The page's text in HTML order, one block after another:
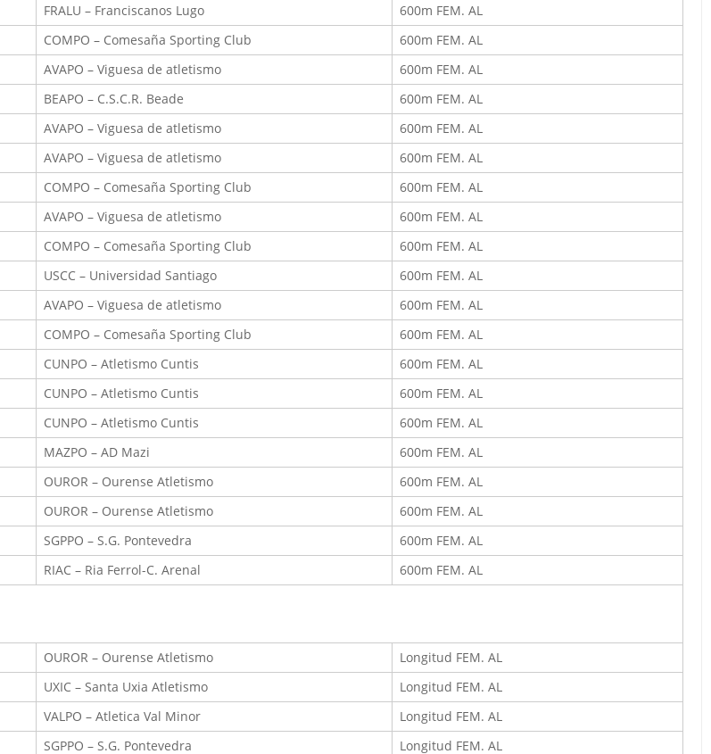
FRALU – Franciscanos Lugo
600m FEM. AL
COMPO – Comesaña Sporting Club
600m FEM. AL
AVAPO – Viguesa de atletismo
600m FEM. AL
BEAPO – C.S.C.R. Beade
600m FEM. AL
AVAPO – Viguesa de atletismo
600m FEM. AL
AVAPO – Viguesa de atletismo
600m FEM. AL
COMPO – Comesaña Sporting Club
600m FEM. AL
AVAPO – Viguesa de atletismo
600m FEM. AL
COMPO – Comesaña Sporting Club
600m FEM. AL
USCC – Universidad Santiago
600m FEM. AL
AVAPO – Viguesa de atletismo
600m FEM. AL
COMPO – Comesaña Sporting Club
600m FEM. AL
CUNPO – Atletismo Cuntis
600m FEM. AL
CUNPO – Atletismo Cuntis
600m FEM. AL
CUNPO – Atletismo Cuntis
600m FEM. AL
MAZPO – AD Mazi
600m FEM. AL
OUROR – Ourense Atletismo
600m FEM. AL
OUROR – Ourense Atletismo
600m FEM. AL
SGPPO – S.G. Pontevedra
600m FEM. AL
RIAC – Ria Ferrol-C. Arenal 600m FEM. AL
OUROR – Ourense Atletismo
Longitud FEM. AL
UXIC – Santa Uxia Atletismo
Longitud FEM. AL
VALPO – Atletica Val Minor
Longitud FEM. AL
SGPPO – S.G. Pontevedra Longitud FEM. AL